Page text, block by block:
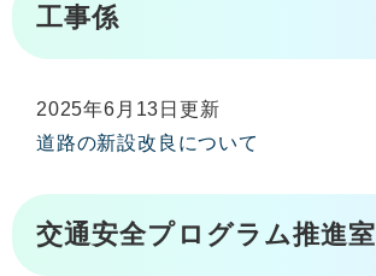
工事係
2025年6月13日更新
道路の新設改良について
交通安全プログラム推進室